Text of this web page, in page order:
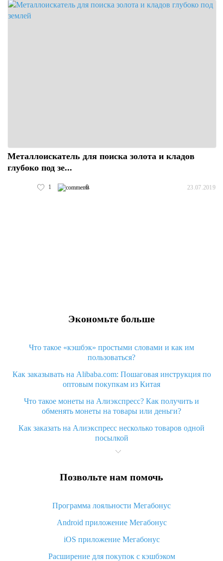
Металлоискатель для поиска золота и кладов
глубоко под зе...
1 0 23.07.2019
Экономьте больше
Что такое «кэшбэк» простыми словами и как им
пользоваться?
Как заказывать на Alibaba.com: Пошаговая инструкция по
оптовым покупкам из Китая
Что такое монеты на Алиэкспресс? Как получить и
обменять монеты на товары или деньги?
Как заказать на Алиэкспресс несколько товаров одной
посылкой
Что значит статус «Заказ закрыт» на Алиэкспресс и что
Что делать, если Алиэкспресс просит ввести паспортные
Как узнать, куда пришла посылка с Алиэкспресс
Вы отменили заказ на Алиэкспресс, когда вернут деньги?
Что такое баллы на Алиэкспресс, как их получить и
Позвольте нам помочь
Программа лояльности Мегабонус
Android приложение Мегабонус
iOS приложение Мегабонус
Расширение для покупок с кэшбэком